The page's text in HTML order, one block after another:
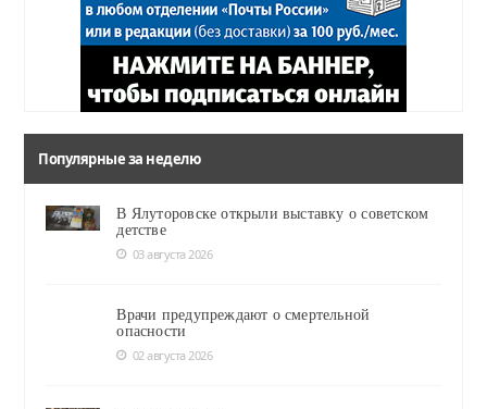
Популярные за неделю
В Ялуторовске открыли выставку о советском
детстве
03 августа 2026
Врачи предупреждают о смертельной
опасности
02 августа 2026